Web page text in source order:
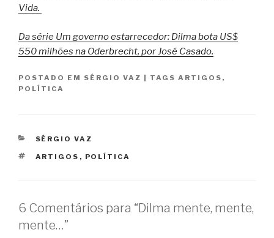
Vida.
Da série Um governo estarrecedor: Dilma bota US$
550 milhões na Oderbrecht, por José Casado.
POSTADO EM SÉRGIO VAZ TAGS ARTIGOS ,
POLÍTICA
CATEGORIAS
SÉRGIO VAZ
TAGS
ARTIGOS , POLÍTICA
6 Comentários para “Dilma mente, mente,
mente…”